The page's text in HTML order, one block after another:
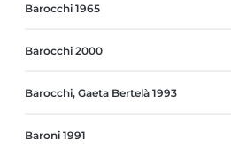
Barocchi 1965
Barocchi 2000
Barocchi, Gaeta Bertelà 1993
Baroni 1991